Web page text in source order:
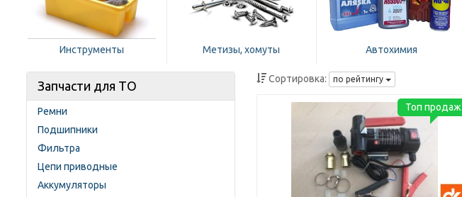
Инструменты Метизы, хомуты Автохимия
Запчасти для ТО
Ремни
Подшипники
Фильтра
Цепи приводные
Аккумуляторы
Сортировка: по рейтингу
Топ продаж